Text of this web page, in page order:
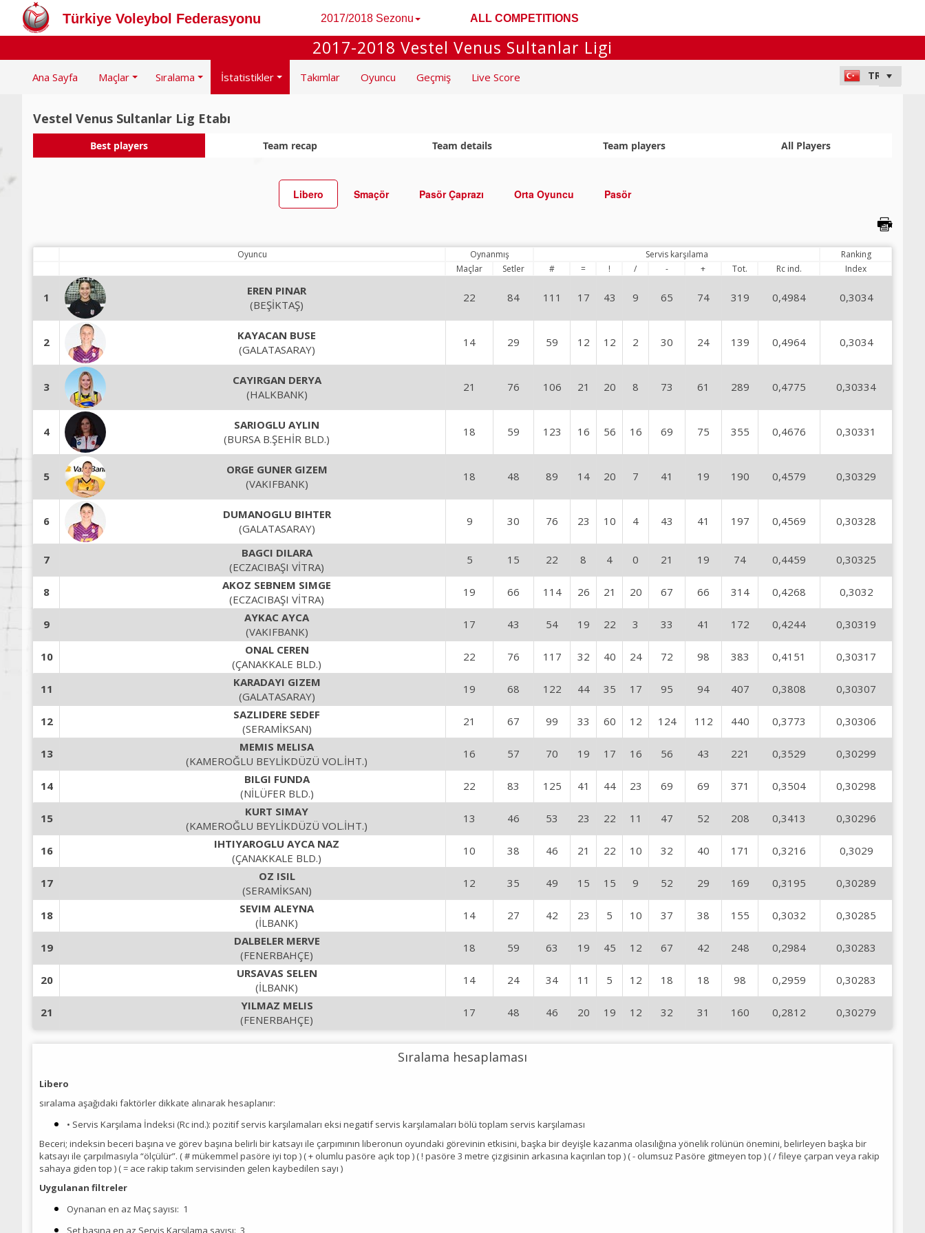
Türkiye Voleybol Federasyonu 2017/2018 Sezonu ALL COMPETITIONS
2017-2018 Vestel Venus Sultanlar Ligi
Ana Sayfa Maçlar Sıralama İstatistikler Takımlar Oyuncu Geçmiş Live Score
Vestel Venus Sultanlar Lig Etabı
Best players Team recap Team details Team players All Players
Libero Smaçör Pasör Çaprazı Orta Oyuncu Pasör
Oyuncu Oynanmış Servis karşılama
Ranking
Maçlar
Setler # = ! / - + Tot. Rc ind. Index
1
EREN PINAR
(BEŞİKTAŞ)
22 84 111 17 43 9 65 74 319 0,4984 0,3034
2
KAYACAN BUSE
(GALATASARAY)
14 29 59 12 12 2 30 24 139 0,4964 0,3034
3
CAYIRGAN DERYA
(HALKBANK)
21 76 106 21 20 8 73 61 289 0,4775 0,30334
4
SARIOGLU AYLIN
(BURSA B.ŞEHİR BLD.)
18 59 123 16 56 16 69 75 355 0,4676 0,30331
5
ORGE GUNER GIZEM
(VAKIFBANK)
18 48 89 14 20 7 41 19 190 0,4579 0,30329
6
DUMANOGLU BIHTER
(GALATASARAY)
9 30 76 23 10 4 43 41 197 0,4569 0,30328
7
BAGCI DILARA
(ECZACIBAŞI VİTRA)
5 15 22 8 4 0 21 19 74 0,4459 0,30325
8
AKOZ SEBNEM SIMGE
(ECZACIBAŞI VİTRA)
19 66 114 26 21 20 67 66 314 0,4268 0,3032
9
AYKAC AYCA
(VAKIFBANK)
17 43 54 19 22 3 33 41 172 0,4244 0,30319
10
ONAL CEREN
(ÇANAKKALE BLD.)
22 76 117 32 40 24 72 98 383 0,4151 0,30317
11
KARADAYI GIZEM
(GALATASARAY)
19 68 122 44 35 17 95 94 407 0,3808 0,30307
12
SAZLIDERE SEDEF
(SERAMİKSAN)
21 67 99 33 60 12 124 112 440 0,3773 0,30306
13
MEMIS MELISA
(KAMEROĞLU BEYLİKDÜZÜ VOL.İHT.)
16 57 70 19 17 16 56 43 221 0,3529 0,30299
14
BILGI FUNDA
(NİLÜFER BLD.)
22 83 125 41 44 23 69 69 371 0,3504 0,30298
15
KURT SIMAY
(KAMEROĞLU BEYLİKDÜZÜ VOL.İHT.)
13 46 53 23 22 11 47 52 208 0,3413 0,30296
16
IHTIYAROGLU AYCA NAZ
(ÇANAKKALE BLD.)
10 38 46 21 22 10 32 40 171 0,3216 0,3029
17
OZ ISIL
(SERAMİKSAN)
12 35 49 15 15 9 52 29 169 0,3195 0,30289
18
SEVIM ALEYNA
(İLBANK)
14 27 42 23 5 10 37 38 155 0,3032 0,30285
19
DALBELER MERVE
(FENERBAHÇE)
18 59 63 19 45 12 67 42 248 0,2984 0,30283
20
URSAVAS SELEN
(İLBANK)
14 24 34 11 5 12 18 18 98 0,2959 0,30283
21
YILMAZ MELIS
(FENERBAHÇE)
17 48 46 20 19 12 32 31 160 0,2812 0,30279
Sıralama hesaplaması
Libero
sıralama aşağıdaki faktörler dikkate alınarak hesaplanır:
• Servis Karşılama İndeksi (Rc ind.): pozitif servis karşılamaları eksi negatif servis karşılamaları bölü toplam servis karşılaması
Beceri; indeksin beceri başına ve görev başına belirli bir katsayı ile çarpımının liberonun oyundaki görevinin etkisini, başka bir deyişle kazanma olasılığına yönelik rolünün önemini, belirleyen başka bir
katsayı ile çarpılmasıyla “ölçülür”. ( # mükemmel pasöre iyi top ) ( + olumlu pasöre açık top ) ( ! pasöre 3 metre çizgisinin arkasına kaçırılan top ) ( - olumsuz Pasöre gitmeyen top ) ( / fileye çarpan veya rakip
sahaya giden top ) ( = ace rakip takım servisinden gelen kaybedilen sayı )
Uygulanan filtreler
Oynanan en az Maç sayısı: 1
Set başına en az Servis Karşılama sayısı: 3